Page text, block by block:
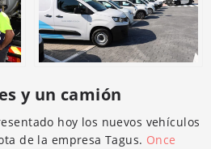
y un camión
hoy los nuevos vehículos
de la empresa Tagus. Once